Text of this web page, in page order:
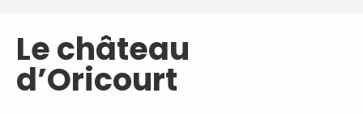
Le château
d’Oricourt